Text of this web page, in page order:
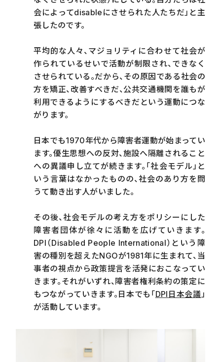
会によってdisableにさせられた人たちだ」と主
張したのです。
平均的な人々、マジョリティに合わせて社会が
作られているせいで活動が制限され、できなく
させられている。だから、その原因である社会の
方を矯正、改善すべきだ、公共交通機関を誰もが
利用できるようにするべきだという運動につな
がります。
日本でも1970年代から障害者運動が始まってい
ます。優生思想への反対、施設へ隔離されること
への異議申し立てが続きます。「社会モデル」と
いう言葉はなかったものの、社会のあり方を問
うて動き出す人がいました。
その後、社会モデルの考え方をポリシーにした
障害者団体が徐々に活動を広げていきます。
DPI（Disabled People International）という障
害の種別を超えたNGOが1981年に生まれて、当
事者の視点から政策提言を活発におこなってい
きます。それがいずれ、障害者権利条約の策定に
もつながっていきます。日本でも「DPI日本会議」
が活動しています。